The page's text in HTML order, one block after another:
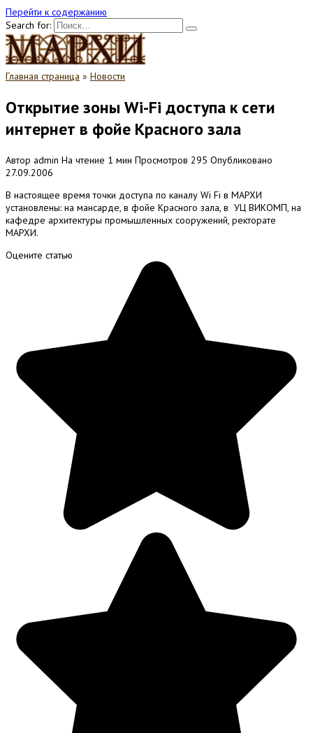
Перейти к содержанию
Search for:
Главная страница » Новости
Открытие зоны Wi-Fi доступа к сети
интернет в фойе Красного зала
Автор admin На чтение 1 мин Просмотров 295 Опубликовано
27.09.2006
В настоящее время точки доступа по каналу Wi Fi в МАРХИ
установлены: на мансарде, в фойе Красного зала, в УЦ ВИКОМП, на
кафедре архитектуры промышленных сооружений, ректорате
МАРХИ.
Оцените статью